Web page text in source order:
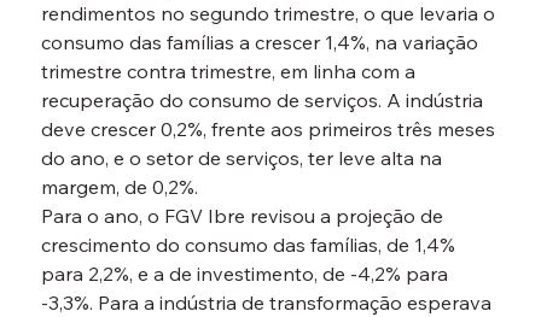
rendimentos no segundo trimestre, o que levaria o
consumo das famílias a crescer 1,4%, na variação
trimestre contra trimestre, em linha com a
recuperação do consumo de serviços. A indústria
deve crescer 0,2%, frente aos primeiros três meses
do ano, e o setor de serviços, ter leve alta na
margem, de 0,2%.
Para o ano, o FGV Ibre revisou a projeção de
crescimento do consumo das famílias, de 1,4%
para 2,2%, e a de investimento, de -4,2% para
-3,3%. Para a indústria de transformação esperava